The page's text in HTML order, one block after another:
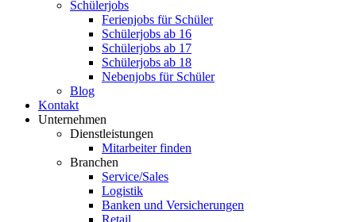
Schülerjobs
Ferienjobs für Schüler
Schülerjobs ab 16
Schülerjobs ab 17
Schülerjobs ab 18
Nebenjobs für Schüler
Blog
Kontakt
Unternehmen
Dienstleistungen
Mitarbeiter finden
Branchen
Service/Sales
Logistik
Banken und Versicherungen
Retail